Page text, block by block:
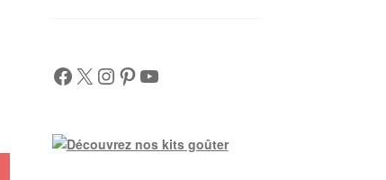
Facebook
X Instagram
Pinterest
YouTube